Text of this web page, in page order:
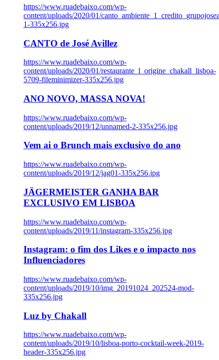
https://www.ruadebaixo.com/wp-
content/uploads/2020/01/
1-335x256.jpg
CANTO de José Avillez
https://www.ruadebaixo.com/wp-
content/uploads/2020/01/restaurante_l_origine_chakall_lisboa-
5709-fileminimizer-335x256.jpg
ANO NOVO, MASSA NOVA!
https://www.ruadebaixo.com/wp-
content/uploads/2019/12/unnamed-2-335x256.jpg
Vem ai o Brunch mais exclusivo do ano
https://www.ruadebaixo.com/wp-
content/uploads/2019/12/jag01-335x256.jpg
JÄGERMEISTER GANHA BAR
EXCLUSIVO EM LISBOA
https://www.ruadebaixo.com/wp-
content/uploads/2019/11/instagram-335x256.jpg
Instagram: o fim dos Likes e o impacto nos
Influenciadores
https://www.ruadebaixo.com/wp-
content/uploads/2019/10/img_20191024_202524-mod-
335x256.jpg
Luz by Chakall
https://www.ruadebaixo.com/wp-
content/uploads/2019/10/lisboa-porto-cocktail-week-2019-
header-335x256.jpg